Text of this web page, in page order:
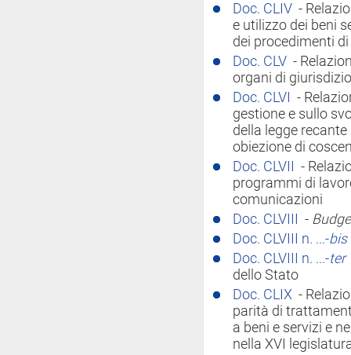
Doc. CLIV -
e utilizzo dei beni
dei procedimenti
Doc. CLV -
organi di
Doc. CLVI
-
gestione e sullo
della legge
obiezione di
Doc. CLVII
-
programmi di
comunicazioni
Doc. CLVIII
-
Doc. CLVIII n. ...-bis
Doc. CLVIII n. ...-ter
dello Stato
Doc. CLIX -
parità di
a beni e servizi e
nella XVI